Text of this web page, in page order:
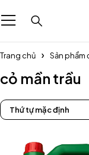
Trang chủ Sản phẩm
cỏ mần trầu
Thứ tự mặc định